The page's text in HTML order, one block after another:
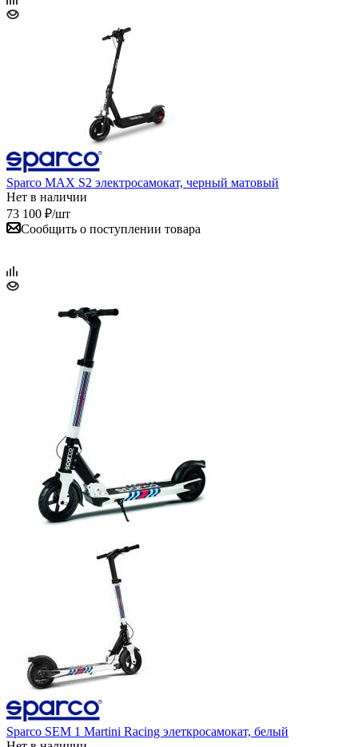
Sparco MAX S2 электросамокат, черный матовый
Нет в наличии
73 100 ₽/шт
Сообщить о поступлении товара
Sparco SEM 1 Martini Racing элеткросамокат, белый